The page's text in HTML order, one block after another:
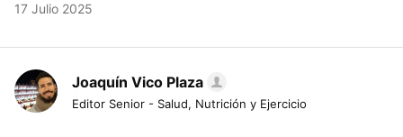
17 Julio 2025
Joaquín Vico Plaza
Editor Senior - Salud, Nutrición y Ejercicio